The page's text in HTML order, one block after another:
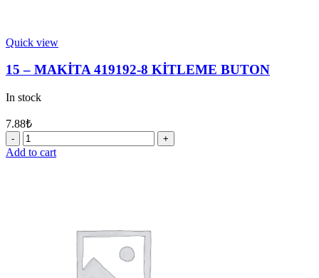
Quick view
15 – MAKİTA 419192-8 KİTLEME BUTON
In stock
7.88₺
15
-
Add to cart